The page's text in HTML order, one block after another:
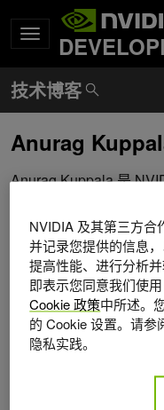
Anurag
Anurag Kuppala 是
基础设施。他的工作重
布式系统的性能，以及
构。Anurag 的业务领
及不断发展的加速计算
NVIDIA 及其第三方合
并记录您提供的信息
提高性能、进行分析并
即表示您同意我们使
Cookie 政策中所述。
的 Cookie 设置。请参
隐私实践。